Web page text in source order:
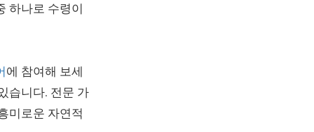
하나로 수령이
에 참여해 보세
습니다. 전문 가
미로운 자연적